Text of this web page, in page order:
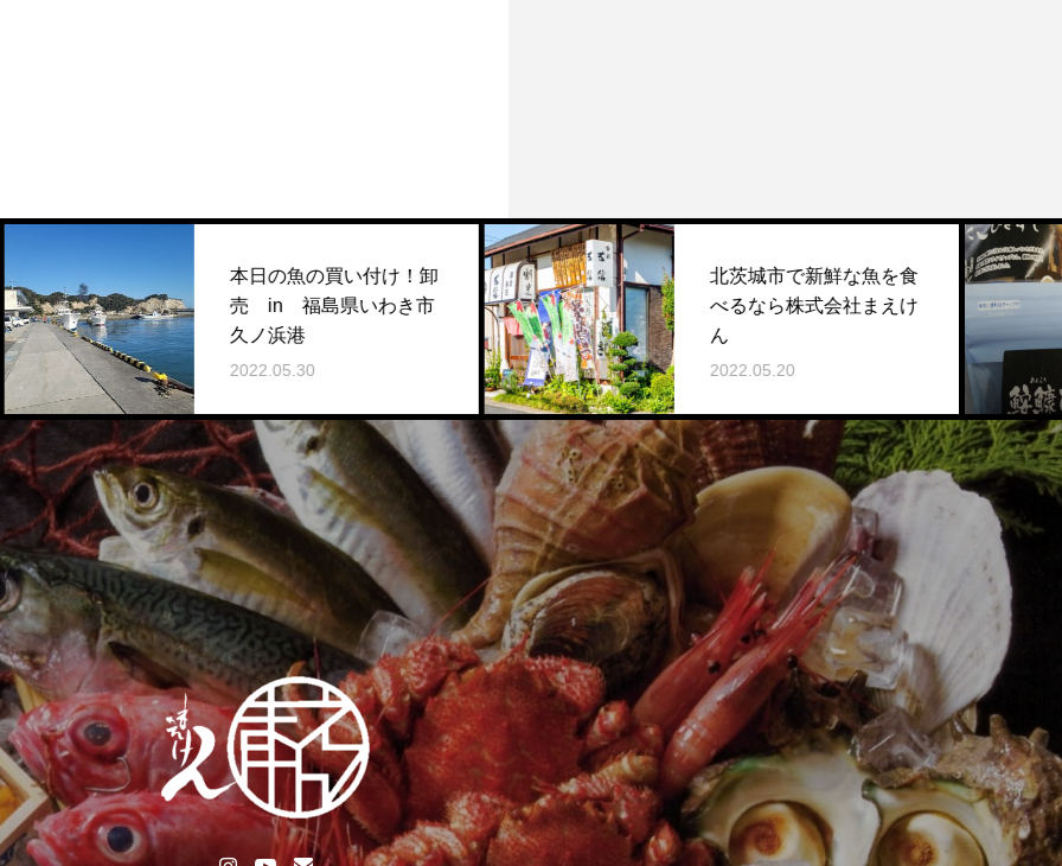
本日の魚の買い付け！卸
売 in 福島県いわき市
久ノ浜港
2022.05.30
北茨城市で新鮮な魚を食
べるなら株式会社まえけ
ん
2022.05.20
北茨
ら株